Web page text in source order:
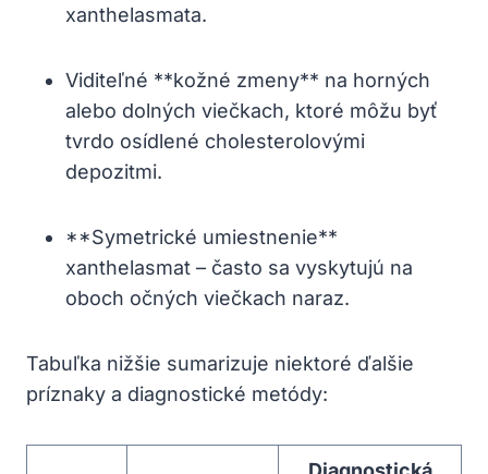
xanthelasmata.
Viditeľné **kožné zmeny** na horných
alebo dolných viečkach, ktoré môžu byť
tvrdo osídlené cholesterolovými
depozitmi.
**Symetrické umiestnenie**
xanthelasmat – často sa ⁢vyskytujú na
oboch očných‌ viečkach naraz.
Tabuľka nižšie sumarizuje niektoré ďalšie
‍príznaky a diagnostické​ metódy: